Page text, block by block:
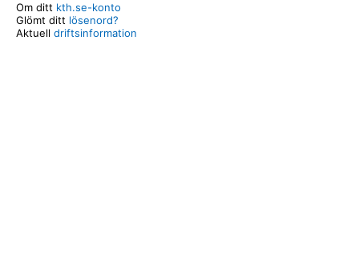
Om ditt kth.se-konto
Glömt ditt lösenord?
Aktuell driftsinformation